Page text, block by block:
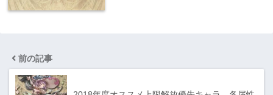
前の記事